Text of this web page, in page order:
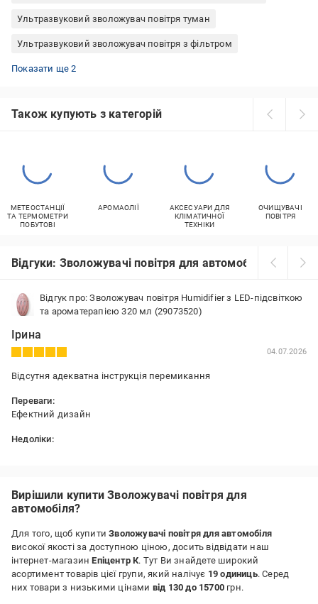
Ультразвуковий зволожувач повітря туман
Ультразвуковий зволожувач повітря з фільтром
Зволожувач повітря з іонізатором і гігрометром
Ультразвуковий зволожувач повітря з іонізатором
Показати ще 2
Також купують з категорій
МЕТЕОСТАНЦІЇ
ТА ТЕРМОМЕТРИ
ПОБУТОВІ
АРОМАОЛІЇ
АКСЕСУАРИ ДЛЯ
КЛІМАТИЧНОЇ
ТЕХНІКИ
ОЧИЩУВАЧІ
ПОВІТРЯ
Відгуки: Зволожувачі повітря для автомобіля
Відгук про: Зволожувач повітря Humidifier з LED-підсвіткою
та ароматерапією 320 мл (29073520)
Ірина
04.07.2026
Відсутня адекватна інструкція перемикання
Переваги:
Ефектний дизайн
Недоліки:
Вирішили купити Зволожувачі повітря для
автомобіля?
Для того, щоб купитиЗволожувачі повітря для автомобіля
високої якості за доступною ціною, досить відвідати наш
інтернет-магазинЕпіцентр К. Тут Ви знайдете широкий
асортимент товарів цієї групи, який налічує 19 одиниць. Серед
них товари з низькими цінами від 130 до 15700 грн.